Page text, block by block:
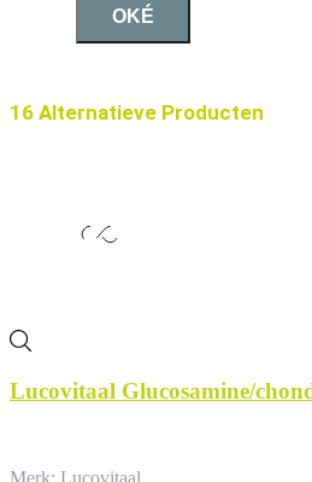
OKÉ
16 Alternatieve Producten
Lucovitaal Glucosamine/